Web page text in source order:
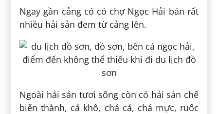
Ngay gần cảng có có chợ Ngọc Hải bán rất
nhiều hải sản đem từ cảng lên.
Ngoài hải sản tươi sống còn có hải sản chế
biến thành, cá khô, chả cá, chả mực, ruốc